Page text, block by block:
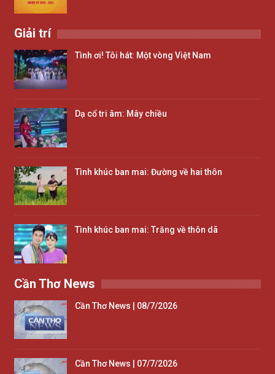
Giải trí
Tình ơi! Tôi hát: Một vòng Việt Nam
Dạ cổ tri âm: Mây chiều
Tình khúc ban mai: Đường về hai thôn
Tình khúc ban mai: Trăng về thôn dã
Cần Thơ News
Cần Thơ News | 08/7/2026
Cần Thơ News | 07/7/2026